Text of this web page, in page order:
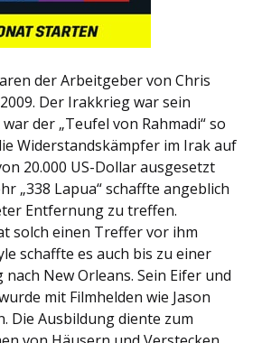
der Arbeitgeber von Chris
Der Irakkrieg war sein
der „Teufel von Rahmadi“ so
Widerstandskämpfer im Irak auf
20.000 US-Dollar ausgesetzt
„338 Lapua“ schaffte angeblich
Entfernung zu treffen.
solch einen Treffer vor ihm
schaffte es auch bis zu einer
New Orleans. Sein Eifer und
mit Filmhelden wie Jason
Die Ausbildung diente zum